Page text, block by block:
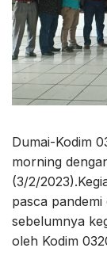
Dumai-Kodim
morning
(3/2/
pasca
sebelumnya
oleh Kodim